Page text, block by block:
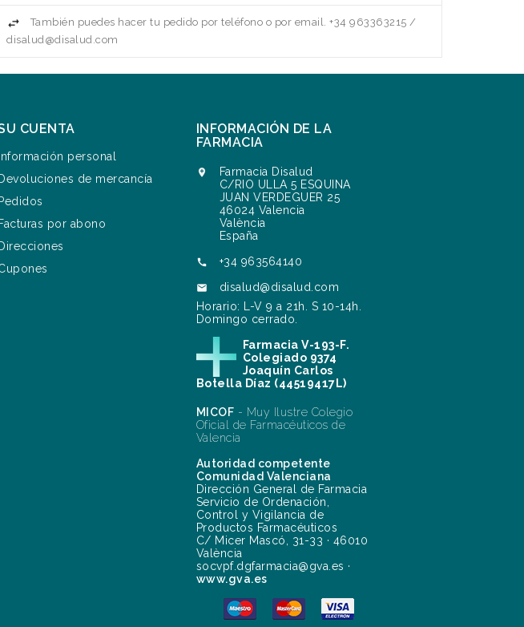
También puedes hacer tu pedido por teléfono o por email. +34 963363215 /
disalud@disalud.com
CUENTA
Información personal
Devoluciones de mercancía
Pedidos
Facturas por abono
Direcciones
INFORMACIÓN DE LA
FARMACIA

Farmacia Disalud
C/RIO ULLA 5 ESQUINA
JUAN VERDEGUER 25
46024 Valencia
València
España
 +34 963564140

disalud@disalud.com
Horario: L-V 9 a 21h. S 10-14h.
Domingo cerrado.
Farmacia V-193-F.
Colegiado 9374
Joaquín Carlos
Botella Díaz (44519417L)
MICOF - Muy Ilustre Colegio
Oficial de Farmacéuticos de
Valencia
Autoridad competente
Comunidad Valenciana
Dirección General de Farmacia
Servicio de Ordenación,
Control y Vigilancia de
Productos Farmacéuticos
C/ Micer Mascó, 31-33 · 46010
València
socvpf.dgfarmacia@gva.es ·
www.gva.es